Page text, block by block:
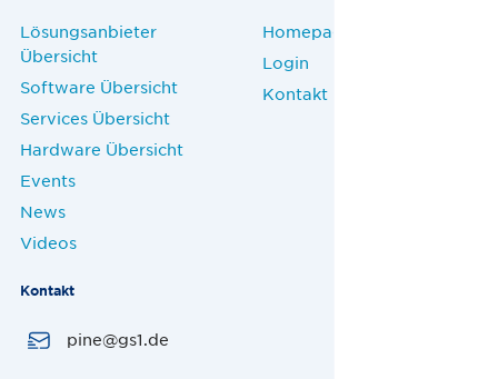
Lösungsanbieter
Übersicht
Software Übersicht
Services Übersicht
Hardware Übersicht
Events
News
Videos
Homepage
Login
Kontakt
Kontakt
pine@gs1.de